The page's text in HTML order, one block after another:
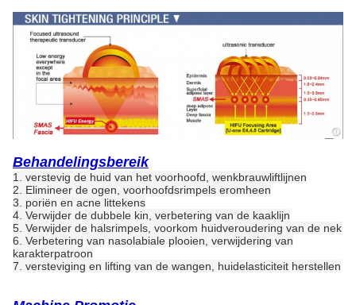
Behandelingsbereik
1. verstevig de huid van het voorhoofd, wenkbrauwliftlijnen
2. Elimineer de ogen, voorhoofdsrimpels eromheen
3. poriën en acne littekens
4. Verwijder de dubbele kin, verbetering van de kaaklijn
5. Verwijder de halsrimpels, voorkom huidveroudering van de nek
6. Verbetering van nasolabiale plooien, verwijdering van
karakterpatroon
7. versteviging en lifting van de wangen, huidelasticiteit herstellen